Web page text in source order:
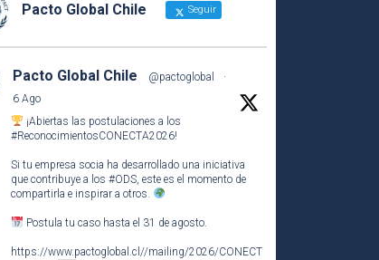
Pacto Global Chile Seguir
Pacto Global Chile @pactoglobal
·
6 Ago
¡Abiertas las postulaciones a los
#ReconocimientosCONECTA2026!
Si tu empresa socia ha desarrollado una iniciativa
que contribuye a los #ODS, este es el momento de
compartirla e inspirar a otros.
Postula tu caso hasta el 31 de agosto.
https://www.pactoglobal.cl//mailing/2026/CONECT